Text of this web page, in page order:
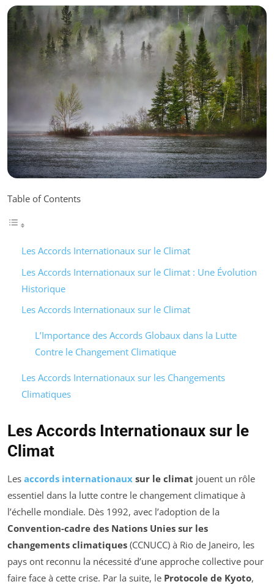
Table of Contents
Les Accords Internationaux sur le Climat
Les Accords Internationaux sur le Climat : Une Évolution
Historique
Les Accords Internationaux sur le Climat
L’Importance des Accords Globaux dans la Lutte
Contre le Changement Climatique
Les Accords Internationaux sur les Changements
Climatiques
Les Accords Internationaux sur le
Climat
Les accords internationaux sur le climat jouent un rôle
essentiel dans la lutte contre le changement climatique à
l’échelle mondiale. Dès 1992, avec l’adoption de la
Convention-cadre des Nations Unies sur les
changements climatiques (CCNUCC) à Rio de Janeiro, les
pays ont reconnu la nécessité d’une approche collective pour
faire face à cette crise. Par la suite, le Protocole de Kyoto,